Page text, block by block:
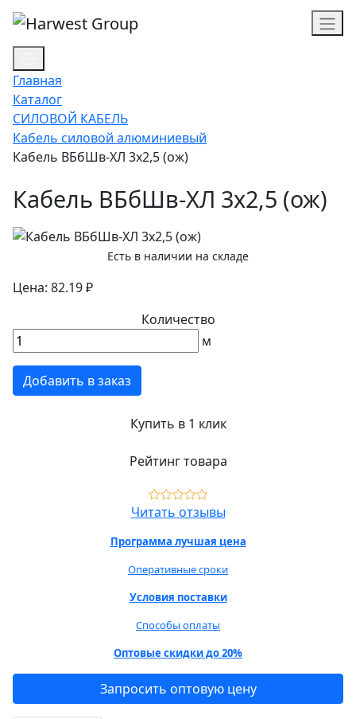
Главная
Каталог
СИЛОВОЙ КАБЕЛЬ
Кабель силовой алюминиевый
Кабель ВБбШв-ХЛ 3х2,5 (ож)
Кабель ВБбШв-ХЛ 3х2,5 (ож)
Есть в наличии на складе
Цена: 82.19 ₽
Количество
м
Добавить в заказ
Купить в 1 клик
Рейтинг товара
Читать отзывы
Программа лучшая цена
Оперативные сроки
Условия поставки
Способы оплаты
Оптовые скидки до 20%
Запросить оптовую цену